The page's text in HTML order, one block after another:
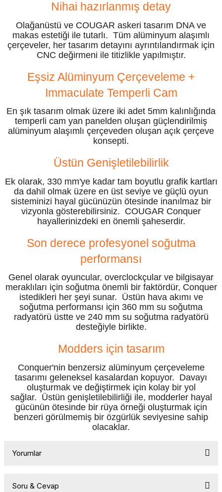
Nihai hazırlanmış detay
Olağanüstü ve COUGAR askeri tasarım DNA ve
makas estetiği ile tutarlı. Tüm alüminyum alaşımlı
çerçeveler, her tasarım detayını ayrıntılandırmak için
CNC değirmeni ile titizlikle yapılmıştır.
Eşsiz Alüminyum Çerçeveleme +
Immaculate Temperli Cam
En şık tasarım olmak üzere iki adet 5mm kalınlığında
temperli cam yan panelden oluşan güçlendirilmiş
alüminyum alaşımlı çerçeveden oluşan açık çerçeve
konsepti.
Üstün Genişletilebilirlik
Ek olarak, 330 mm'ye kadar tam boyutlu grafik kartları
da dahil olmak üzere en üst seviye ve güçlü oyun
sisteminizi hayal gücünüzün ötesinde inanılmaz bir
vizyonla gösterebilirsiniz. COUGAR Conquer
hayallerinizdeki en önemli şaheserdir.
Son derece profesyonel soğutma
performansı
Genel olarak oyuncular, overclockçular ve bilgisayar
meraklıları için soğutma önemli bir faktördür, Conquer
istedikleri her şeyi sunar. Üstün hava akımı ve
soğutma performansı için 360 mm su soğutma
radyatörü üstte ve 240 mm su soğutma radyatörü
desteğiyle birlikte.
Modders için tasarım
Conquer'nin benzersiz alüminyum çerçeveleme
tasarımı geleneksel kasalardan kopuyor. Davayı
oluşturmak ve değiştirmek için kolay bir yol
sağlar. Üstün genişletilebilirliği ile, modderler hayal
gücünün ötesinde bir rüya örneği oluşturmak için
benzeri görülmemiş bir özgürlük seviyesine sahip
olacaklar.
Yorumlar
Soru & Cevap